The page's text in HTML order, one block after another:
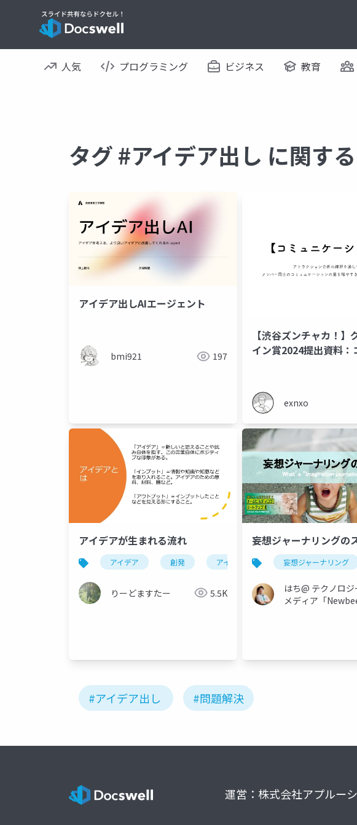
人気 プログラミング ビジネス 教育
タグ #アイデア出し に関す
アイデア出しAIエージェント
bmi921 197
【渋谷ズンチャカ！】
イン賞2024提出資料：
exnxo
アイデアが生まれる流れ
アイデア 創発 アイデア出し
りーどますたー 5.5K
妄想ジャーナリングの
妄想ジャーナリング
はち@ テクノロジ
メディア「
#アイデア出し #問題解決
運営：株式会社アプルー